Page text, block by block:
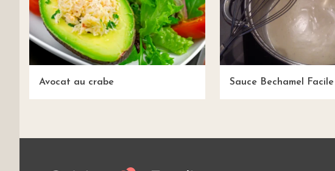
Avocat au crabe Sauce Bechamel Facile